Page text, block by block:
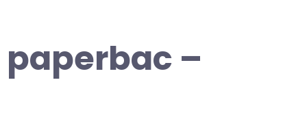
paperbac –